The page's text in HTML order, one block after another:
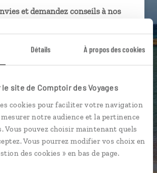
Détails À propos des cookies
site de Comptoir des Voyages
cookies pour faciliter votre navigation
notre audience et la pertinence
Vous pouvez choisir maintenant quels
Vous pourrez modifier vos choix en
des cookies » en bas de page.
et demandez conseils à nos
organiser votre itinéraire au plus
envies et de la réalité du pays.
agence, mais aussi par email ou
le même interlocuteur avant,
après votre voyage.